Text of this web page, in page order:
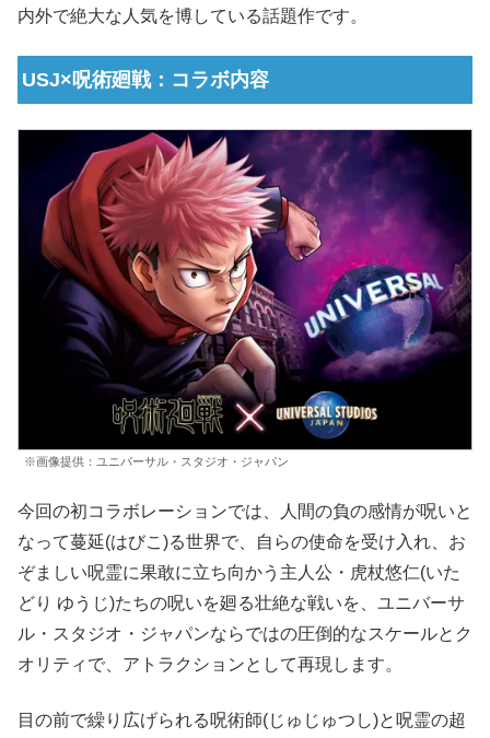
内外で絶大な人気を博している話題作です。
USJ×呪術廻戦：コラボ内容
※画像提供：ユニバーサル・スタジオ・ジャパン
今回の初コラボレーションでは、人間の負の感情が呪いと
なって蔓延(はびこ)る世界で、自らの使命を受け入れ、お
ぞましい呪霊に果敢に立ち向かう主人公・虎杖悠仁(いた
どり ゆうじ)たちの呪いを廻る壮絶な戦いを、ユニバーサ
ル・スタジオ・ジャパンならではの圧倒的なスケールとク
オリティで、アトラクションとして再現します。
目の前で繰り広げられる呪術師(じゅじゅつし)と呪霊の超